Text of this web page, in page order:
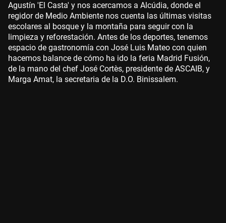
Agustín 'El Casta' y nos acercamos a Alcúdia, donde el
regidor de Medio Ambiente nos cuenta las últimas visitas
escolares al bosque y la montaña para seguir con la
limpieza y reforestación. Antes de los deportes, tenemos
espacio de gastronomía con José Luis Mateo con quien
hacemos balance de cómo ha ido la feria Madrid Fusión,
de la mano del chef José Cortès, presidente de ASCAIB, y
Marga Amat, la secretaria de la D.O. Binissalem.